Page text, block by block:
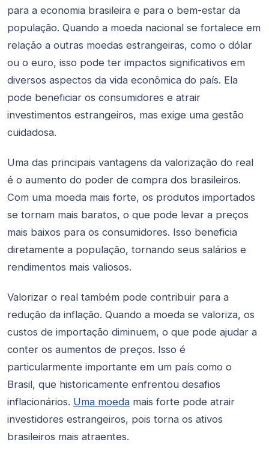
para a economia brasileira e para o bem-estar da
população. Quando a moeda nacional se fortalece em
relação a outras moedas estrangeiras, como o dólar
ou o euro, isso pode ter impactos significativos em
diversos aspectos da vida econômica do país. Ela
pode beneficiar os consumidores e atrair
investimentos estrangeiros, mas exige uma gestão
cuidadosa.
Uma das principais vantagens da valorização do real
é o aumento do poder de compra dos brasileiros.
Com uma moeda mais forte, os produtos importados
se tornam mais baratos, o que pode levar a preços
mais baixos para os consumidores. Isso beneficia
diretamente a população, tornando seus salários e
rendimentos mais valiosos.
Valorizar o real também pode contribuir para a
redução da inflação. Quando a moeda se valoriza, os
custos de importação diminuem, o que pode ajudar a
conter os aumentos de preços. Isso é
particularmente importante em um país como o
Brasil, que historicamente enfrentou desafios
inflacionários. Uma moeda mais forte pode atrair
investidores estrangeiros, pois torna os ativos
brasileiros mais atraentes.